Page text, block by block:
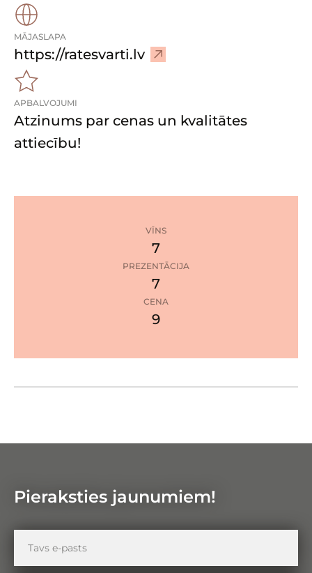
MĀJASLAPA
https://ratesvarti.lv
e
j
s
a
p
APBALVOJUMI
Atzinums par cenas un kvalitātes
attiecību!
VĪNS
7
PREZENTĀCIJA
7
CENA
9
Pieraksties jaunumiem!